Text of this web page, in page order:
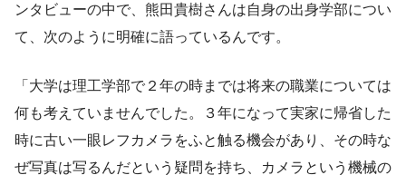
ンタビューの中で、熊田貴樹さんは自身の出身学部につい
て、次のように明確に語っているんです。
「大学は理工学部で２年の時までは将来の職業については
何も考えていませんでした。３年になって実家に帰省した
時に古い一眼レフカメラをふと触る機会があり、その時な
ぜ写真は写るんだという疑問を持ち、カメラという機械の